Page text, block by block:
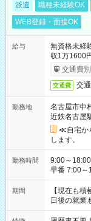
派遣 職種未経験OK
WEB登録・面接OK
給与
無資格未
収1万1600
交通費
交通費 交
勤務地
名古屋市中
近鉄名古屋
≪自宅か
します。
勤務時間
9:00～18:00（休憩60分） ■
早番 7:00～16:00
い」 「余裕
たくない」 な
の方へ 今
の勤務時間
期間
【現在も
日後の就業